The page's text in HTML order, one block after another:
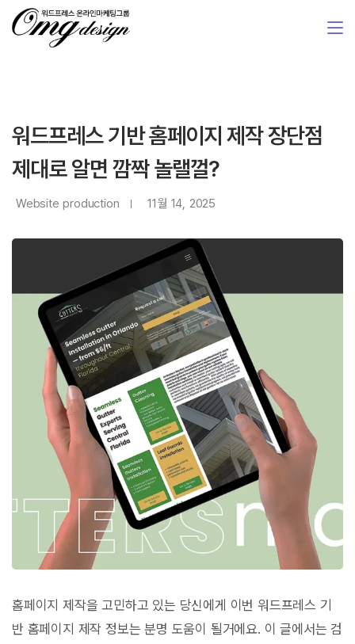
워드프레스 기반 홈페이지 제작 장단점
제대로 알면 깜짝 놀랠껄?
Website production 11월 14, 2025
홈페이지 제작을 고민하고 있는 당신에게 이번 워드프레스 기
반 홈페이지 제작 정보는 분명 도움이 될거에요. 이 글에서는 검